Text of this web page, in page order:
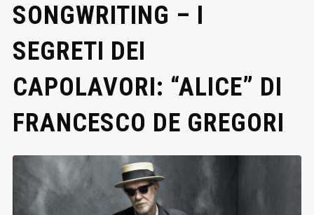
SONGWRITING – I
SEGRETI DEI
CAPOLAVORI: “ALICE” DI
FRANCESCO DE GREGORI